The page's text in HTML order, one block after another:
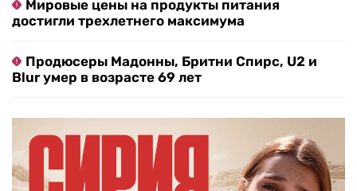
Мировые цены на продукты питания
достигли трехлетнего максимума
Продюсеры Мадонны, Бритни Спирс, U2 и
Blur умер в возрасте 69 лет